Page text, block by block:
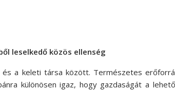
leselkedő közös ellenség
a keleti társa között. Természetes
különösen igaz, hogy gazdaságát a